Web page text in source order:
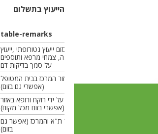
הייעוץ בתשלום
table-remarks
באר שבע או בזום ייעוץ נטורופתי ,ייעוץ
בתוספי תזונה, צמחי מרפא ותוספים
על סמך בדיקות דם
הייעוץ ניתן באזור המרכז בבית המטופל
(אפשרי גם בזום)
הייעוץ ניתן על ידי רוקח ורופא באזור
הדרום (אפשרי בזום מכל מקום)
מקבלת באיזור ת"א והמרכז (אפשר גם
בזום)